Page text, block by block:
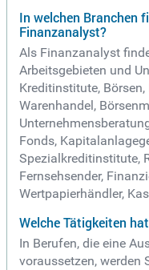
In welchen Branchen
Finanzanalyst?
Als Finanzanalyst
Arbeitsgebieten und
Kreditinstitute,
Warenhandel,
Fonds,
Spezialkreditinstitute,
Fernsehsender,
Wertpapierhändler,
Welche Tätigkeiten
In Berufen, die eine
voraussetzen, werden